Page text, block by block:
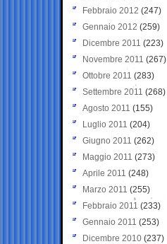
Febbraio 2012 (247)
Gennaio 2012 (259)
Dicembre 2011 (223)
Novembre 2011 (267)
Ottobre 2011 (283)
Settembre 2011 (268)
Agosto 2011 (155)
Luglio 2011 (204)
Giugno 2011 (262)
Maggio 2011 (273)
Aprile 2011 (248)
Marzo 2011 (255)
Febbraio 2011 (233)
Gennaio 2011 (253)
Dicembre 2010 (237)